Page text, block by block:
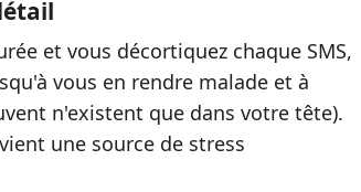
et vous décortiquez chaque SMS,
vous en rendre malade et à
n'existent que dans votre tête).
une source de stress